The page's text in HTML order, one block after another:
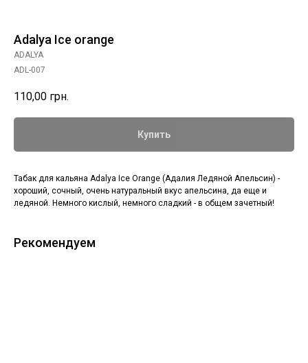
Adalya Ice orange
ADALYA
ADL-007
110,00 грн.
Купить
Табак для кальяна Adalya Ice Orange (Адалия Ледяной Апельсин) -
хороший, сочный, очень натуральный вкус апельсина, да еще и
ледяной. Немного кислый, немного сладкий - в общем зачетный!
Рекомендуем